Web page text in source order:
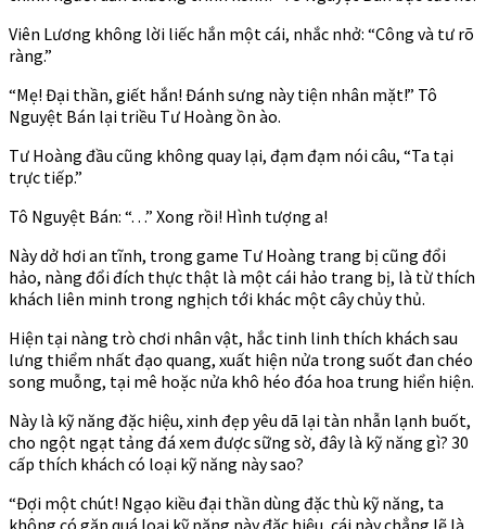
Viên Lương không lời liếc hắn một cái, nhắc nhở: “Công và tư rõ
ràng.”
“Mẹ! Đại thần, giết hắn! Đánh sưng này tiện nhân mặt!” Tô
Nguyệt Bán lại triều Tư Hoàng ồn ào.
Tư Hoàng đầu cũng không quay lại, đạm đạm nói câu, “Ta tại
trực tiếp.”
Tô Nguyệt Bán: “. . .” Xong rồi! Hình tượng a!
Này dở hơi an tĩnh, trong game Tư Hoàng trang bị cũng đổi
hảo, nàng đổi đích thực thật là một cái hảo trang bị, là từ thích
khách liên minh trong nghịch tới khác một cây chủy thủ.
Hiện tại nàng trò chơi nhân vật, hắc tinh linh thích khách sau
lưng thiểm nhất đạo quang, xuất hiện nửa trong suốt đan chéo
song muỗng, tại mê hoặc nửa khô héo đóa hoa trung hiển hiện.
Này là kỹ năng đặc hiệu, xinh đẹp yêu dã lại tàn nhẫn lạnh buốt,
cho ngột ngạt tảng đá xem được sững sờ, đây là kỹ năng gì? 30
cấp thích khách có loại kỹ năng này sao?
“Đợi một chút! Ngạo kiều đại thần dùng đặc thù kỹ năng, ta
không có gặp quá loại kỹ năng này đặc hiệu, cái này chẳng lẽ là